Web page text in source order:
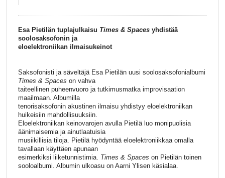
Esa Pietilän tuplajulkaisu Times & Spacesyhdistää
soolosaksofonin ja
eloelektroniikan ilmaisukeinot
Saksofonisti ja säveltäjä Esa Pietilän uusi soolosaksofonialbumi
Times & Spaces on vahva
taiteellinen puheenvuoro ja tutkimusmatka improvisaation
maailmaan. Albumilla
tenorisaksofonin akustinen ilmaisu yhdistyy eloelektroniikan
huikeisiin mahdollisuuksiin.
Eloelektroniikan keinovarojen avulla Pietilä luo monipuolisia
äänimaisemia ja ainutlaatuisia
musiikillisia tiloja. Pietilä hyödyntää eloelektroniikkaa omalla
tavallaan käyttäen apunaan
esimerkiksi liiketunnistimia. Times & Spaces on Pietilän toinen
sooloalbumi. Albumin ulkoasu on Aarni Ylisen käsialaa.